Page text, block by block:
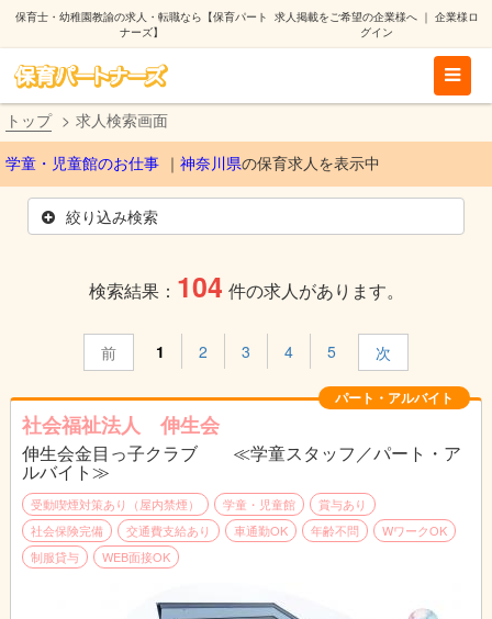
保育士・幼稚園教諭の求人・転職なら【保育パート
ナーズ】
求人掲載をご希望の企業様へ｜ 企業様ロ
グイン
トップ 求人検索画面
学童・児童館のお仕事 神奈川県の保育求人を表示中
絞り込み検索
検索結果： 104 件の求人があります。
前 1 2 3 4 5 次
パート・アルバイト
社会福祉法人 伸生会
伸生会金目っ子クラブ ≪学童スタッフ／パート・ア
ルバイト≫
受動喫煙対策あり（屋内禁煙） 学童・児童館
賞与あり
社会保険完備
交通費支給あり 車通勤OK 年齢不問
WワークOK
制服貸与
WEB面接OK